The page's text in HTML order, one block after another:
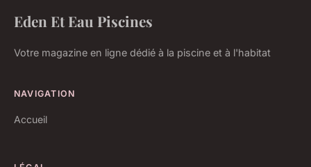
Eden Et Eau Piscines
Votre magazine en ligne dédié à la piscine et à l'habitat
NAVIGATION
Accueil